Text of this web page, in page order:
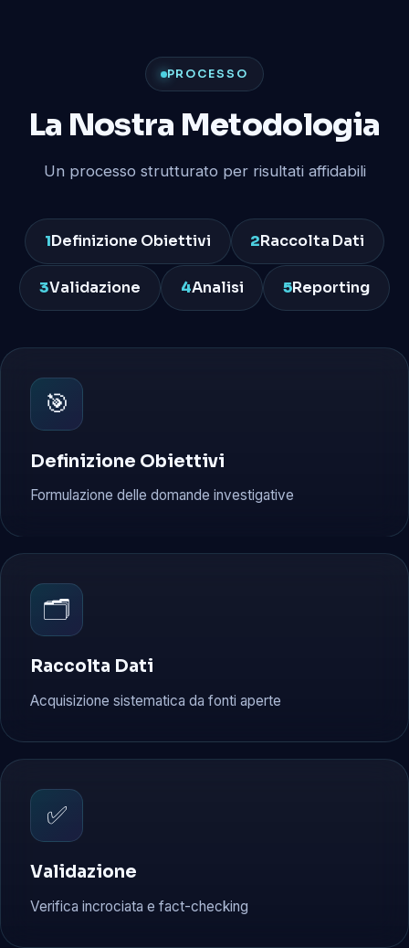
PROCESSO
La Nostra Metodologia
Un processo strutturato per risultati affidabili
1Definizione Obiettivi 2Raccolta Dati
3Validazione 4Analisi 5Reporting
🎯
Definizione Obiettivi
Formulazione delle domande investigative
🗂️
Raccolta Dati
Acquisizione sistematica da fonti aperte
✅
Validazione
Verifica incrociata e fact-checking